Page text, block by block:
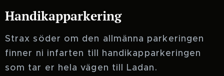
Handikapparkering
Strax söder om den allmänna parkeringen
finner ni infarten till handikapparkeringen
som tar er hela vägen till Ladan.